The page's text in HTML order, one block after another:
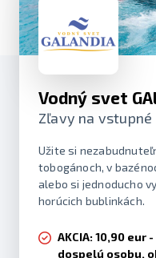
Vodný svet
Zľavy na vstupné
Užite si
tobogánoch, v
alebo si jednoducho
horúcich bublinkách.
AKCIA: 10,90 eur
dospelú osobu,